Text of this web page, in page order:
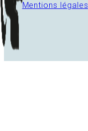
Mentions légales